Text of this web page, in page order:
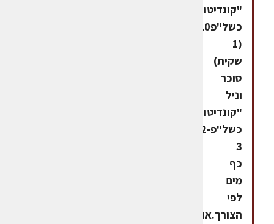
"קונדיטור-גלעם"
(1
שקית)
סוכר
וניל
"קונדיטור-גלעם"
כשל"פ2-
3
כף
מים
לפי
הצורך.אופן